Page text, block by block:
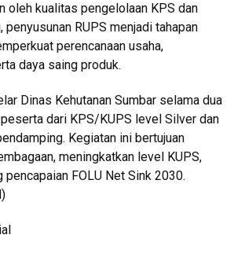
oleh kualitas pengelolaan KPS dan
penyusunan RUPS menjadi tahapan
perencanaan usaha,
daya saing produk.
Dinas Kehutanan Sumbar selama dua
dari KPS/KUPS level Silver dan
Kegiatan ini bertujuan
meningkatkan level KUPS,
pencapaian FOLU Net Sink 2030.